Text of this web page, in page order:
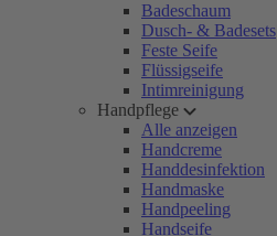
Badeschaum
Dusch- & Badesets
Feste Seife
Flüssigseife
Intimreinigung
Handpflege
Alle anzeigen
Handcreme
Handdesinfektion
Handmaske
Handpeeling
Handseife